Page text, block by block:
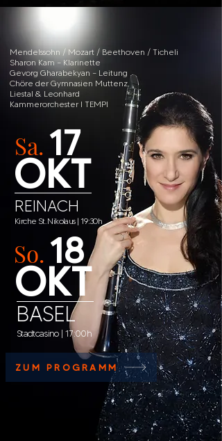
ATEM DES FRIEDENS
Mendelssohn / Mozart / Beethoven / Ticheli
Sharon Kam – Klarinette
Gevorg Gharabekyan – Leitung
Chöre der Gymnasien Muttenz,
Liestal & Leonhard
Kammerorchester I TEMPI
Sa. 17
OKT
REINACH
Kirche St. Nikolaus | 19:30h
So. 18
OKT
Stadtcasino | 17:00h
BASEL
ZUM PROGRAMM